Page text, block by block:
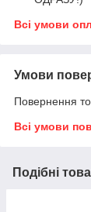
Всі умови
Умови
Повернення
Всі умови
Подібні